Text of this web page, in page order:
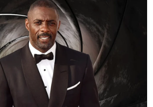
rabun, rupanya mata
sudah buta
Kelantan
Aliff Rakib hadiahkan ibu bapa
rumah RM1 juta, umum bakal
kahwin gadis Thailand